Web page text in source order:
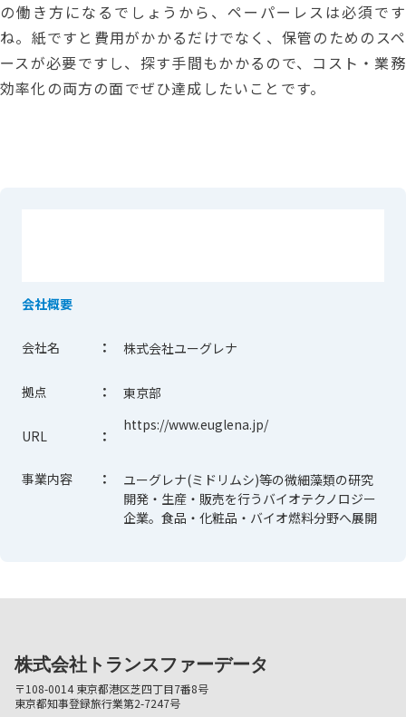
の働き方になるでしょうから、ペーパーレスは必須です
ね。紙ですと費用がかかるだけでなく、保管のためのスペ
ースが必要ですし、探す手間もかかるので、コスト・業務
効率化の両方の面でぜひ達成したいことです。
会社概要
会社名 ： 株式会社ユーグレナ
拠点 ： 東京部
URL ：
https://www.euglena.jp/
事業内容 ：
ユーグレナ(ミドリムシ)等の微細藻類の研究
開発・生産・販売を行うバイオテクノロジー
企業。食品・化粧品・バイオ燃料分野へ展開
株式会社トランスファーデータ
〒108-0014 東京都港区芝四丁目7番8号
東京都知事登録旅行業第2-7247号